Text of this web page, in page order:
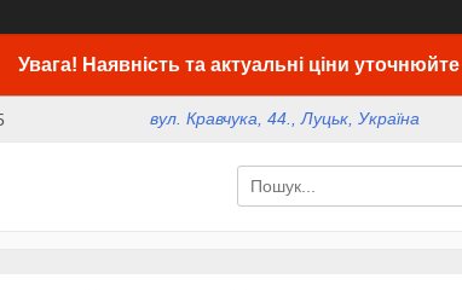
Увага! Наявність та актуальні ціни
вул. Кравчука, 44., Луцьк, Україна